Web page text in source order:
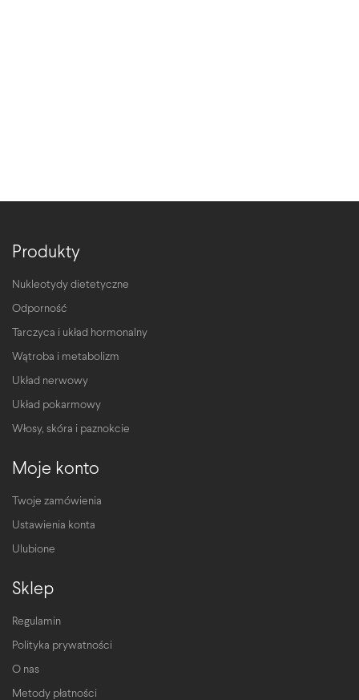
Produkty
Nukleotydy dietetyczne
Odporność
Tarczyca i układ hormonalny
Wątroba i metabolizm
Układ nerwowy
Układ pokarmowy
Włosy, skóra i paznokcie
Moje konto
Twoje zamówienia
Ustawienia konta
Ulubione
Sklep
Regulamin
Polityka prywatności
O nas
Metody płatności